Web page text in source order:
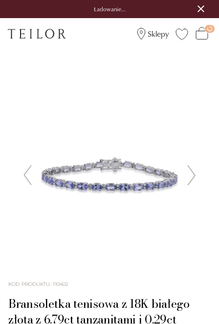
Ładowanie...
Sklepy
KOD PRODUKTU: 110402
Bransoletka tenisowa z 18K białego
złota z 6.79ct tanzanitami i 0.29ct